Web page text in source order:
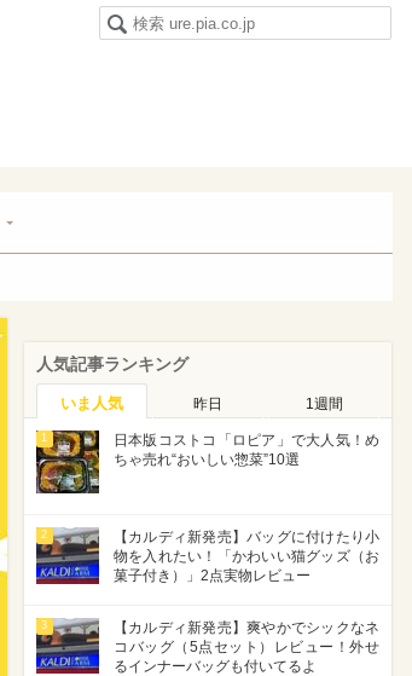
人気記事ランキング
いま人気 昨日 1週間
1
日本版コストコ「ロピア」で大人気！め
ちゃ売れ“おいしい惣菜”10選
2
【カルディ新発売】バッグに付けたり小
物を入れたい！「かわいい猫グッズ（お
菓子付き）」2点実物レビュー
3
【カルディ新発売】爽やかでシックなネ
コバッグ（5点セット）レビュー！外せ
るインナーバッグも付いてるよ